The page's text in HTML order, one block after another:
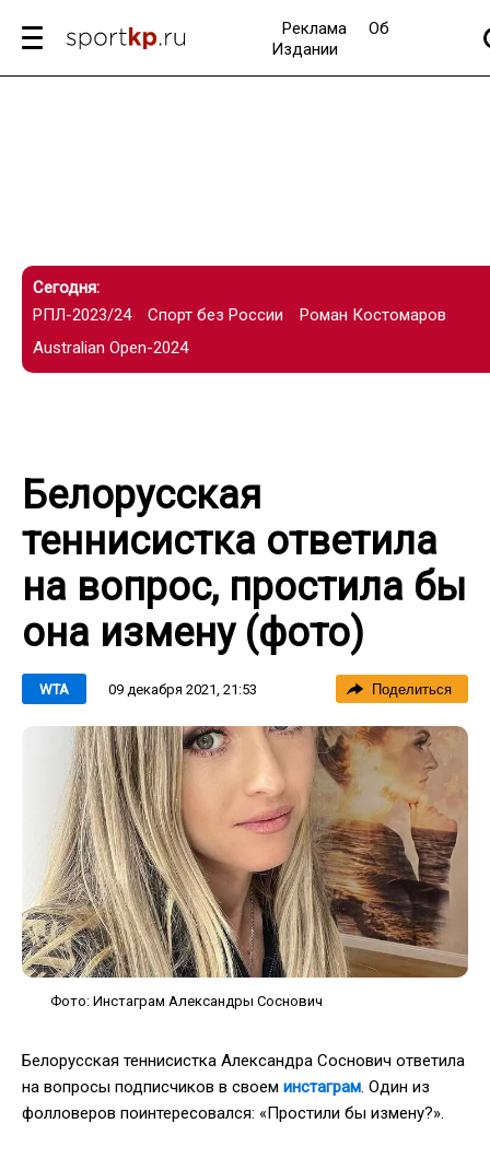
Реклама
Об
Издании
Сегодня:
РПЛ-2023/24
Спорт без России
Роман Костомаров
Australian Open-2024
Белорусская
теннисистка ответила
на вопрос, простила бы
она измену (фото)
WTA 09 декабря 2021, 21:53 Поделиться
Фото: Инстаграм Александры Соснович
Белорусская теннисистка Александра Соснович ответила
на вопросы подписчиков в своем инстаграм. Один из
фолловеров поинтересовался: «Простили бы измену?».